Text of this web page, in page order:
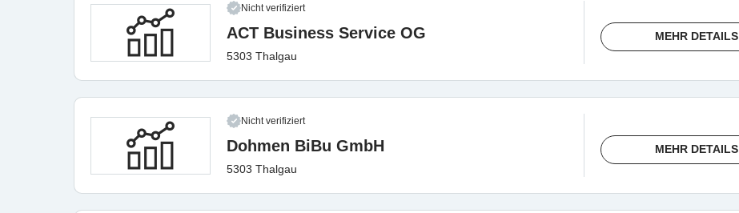
Nicht verifiziert
ACT Business Service OG
5303 Thalgau
MEHR DETAILS
Nicht verifiziert
Dohmen BiBu GmbH
5303 Thalgau
MEHR DETAILS